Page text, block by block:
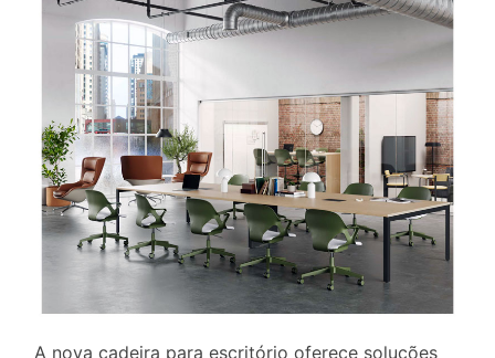
A nova cadeira para escritório oferece soluções